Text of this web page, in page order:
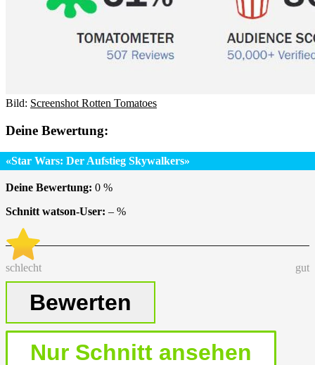
Bild: Screenshot Rotten Tomatoes
Deine Bewertung:
«Star Wars: Der Aufstieg Skywalkers»
Deine Bewertung: 0 %
Schnitt watson-User: – %
schlecht gut